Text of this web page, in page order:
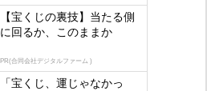
gly
【宝くじの裏技】当たる側
に回るか、このままか
PR(合同会社デジタルファーム )
「宝くじ、運じゃなかっ